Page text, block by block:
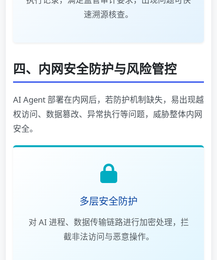
速溯源核查。
四、内网安全防护与风险管控
AI Agent 部署在内网后，若防护机制缺失，易出现越
权访问、数据篡改、异常执行等问题，威胁整体内网
安全。
多层安全防护
对 AI 进程、数据传输链路进行加密处理，拦
截非法访问与恶意操作。